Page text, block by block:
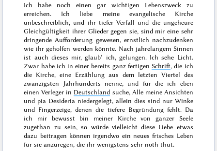
Ich habe noch einen gar wichtigen Lebenszweck zu
erreichen. Ich liebe meine evangelische Kirche
unbeschreiblich, und ihr tiefer Verfall und die ungeheure
Gleichgültigkeit ihrer Glieder gegen sie, sind mir eine sehr
dringende Aufforderung gewesen, ernstlich nachzudenken
wie ihr geholfen werden könnte. Nach jahrelangem Sinnen
ist auch dieses mir, glaub’ ich, gelungen. Ich sehe Licht.
Zwar habe ich in einer bereits ganz fertigen Schrift, die ich
die Kirche, eine Erzählung aus dem letzten Viertel des
zwanzigsten Jahrhunderts nenne, und für die ich eben
einen Verleger in Deutschland suche, Alle meine Ansichten
und pia Desideria niedergelegt, allein dies sind nur Winke
und Fingerzeige, denen die tiefere Begründung fehlt. Da
ich mir bewusst bin meiner Kirche von ganzer Seele
zugethan zu sein, so würde vielleicht diese Liebe etwas
dazu beitragen können irgendwo ein neues frisches Leben
für sie anzuregen, die ihr wenigstens sehr noth thut.